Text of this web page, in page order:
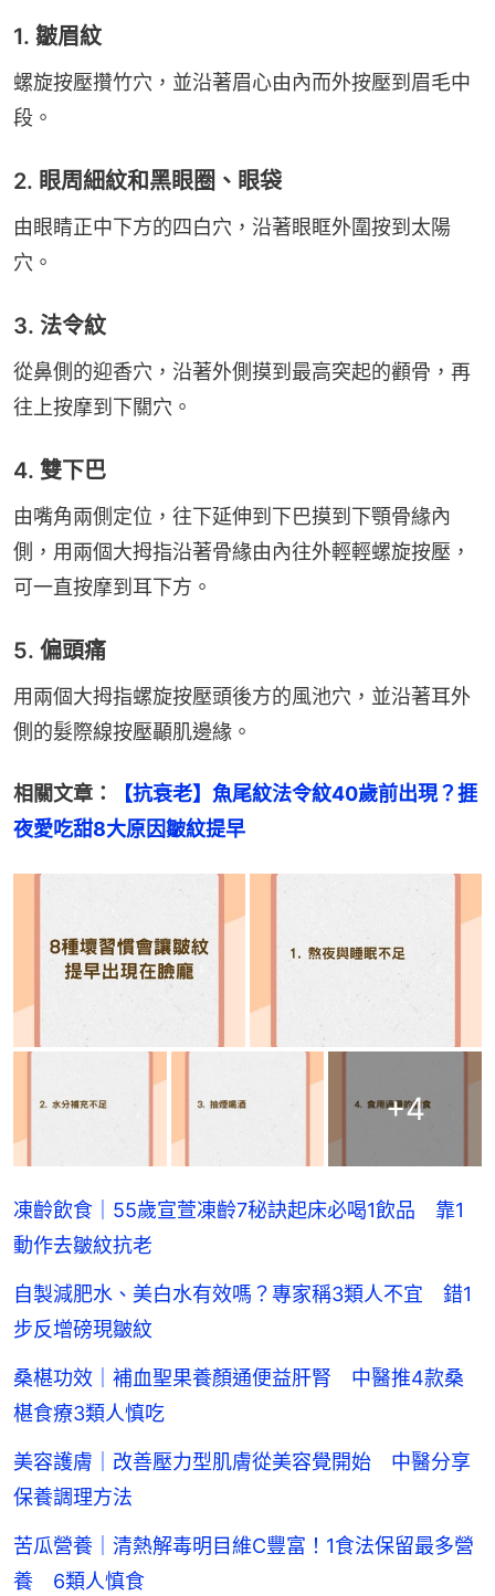
1. 皺眉紋
螺旋按壓攢竹穴，並沿著眉心由內而外按壓到眉毛中
段。
2. 眼周細紋和黑眼圈、眼袋
由眼睛正中下方的四白穴，沿著眼眶外圍按到太陽
穴。
3. 法令紋
從鼻側的迎香穴，沿著外側摸到最高突起的顴骨，再
往上按摩到下關穴。
4. 雙下巴
由嘴角兩側定位，往下延伸到下巴摸到下顎骨緣內
側，用兩個大拇指沿著骨緣由內往外輕輕螺旋按壓，
可一直按摩到耳下方。
5. 偏頭痛
用兩個大拇指螺旋按壓頭後方的風池穴，並沿著耳外
側的髮際線按壓顳肌邊緣。
相關文章：
【抗衰老】魚尾紋法令紋40歲前出現？捱
夜愛吃甜8大原因皺紋提早
+4
凍齡飲食｜55歲宣萱凍齡7秘訣起床必喝1飲品 靠1
動作去皺紋抗老
自製減肥水、美白水有效嗎？專家稱3類人不宜 錯1
步反增磅現皺紋
桑椹功效｜補血聖果養顏通便益肝腎 中醫推4款桑
椹食療3類人慎吃
美容護膚｜改善壓力型肌膚從美容覺開始 中醫分享
保養調理方法
苦瓜營養｜清熱解毒明目維C豐富！1食法保留最多營
養 6類人慎食